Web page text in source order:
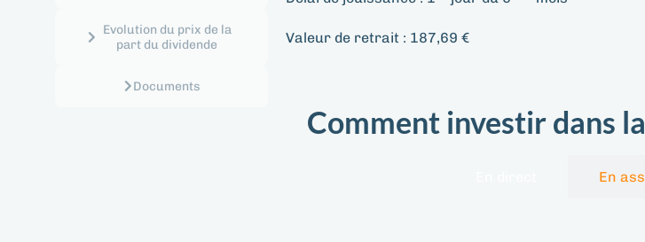
Evolution du prix de la
part du dividende
Documents
Valeur de retrait : 187,69 €
Comment investir dans
En